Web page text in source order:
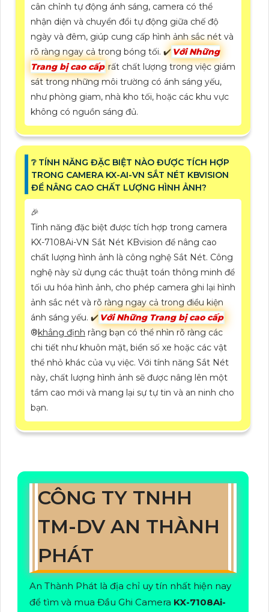
cân chỉnh tự động ánh sáng, camera có thể
nhận diện và chuyển đổi tự động giữa chế độ
ngày và đêm, giúp cung cấp hình ảnh sắc nét và
rõ ràng ngay cả trong bóng tối. ✔️ Với Những
Trang bị cao cấp rất chất lượng trong việc giám
sát trong những môi trường có ánh sáng yếu,
như phòng giam, nhà kho tối, hoặc các khu vực
không có nguồn sáng đủ.
❔ TÍNH NĂNG ĐẶC BIỆT NÀO ĐƯỢC TÍCH HỢP
TRONG CAMERA KX-AI-VN SẮT NÉT KBVISION
ĐỂ NÂNG CAO CHẤT LƯỢNG HÌNH ẢNH?
️🎉
Tính năng đặc biệt được tích hợp trong camera
KX-7108Ai-VN Sắt Nét KBvision để nâng cao
chất lượng hình ảnh là công nghệ Sắt Nét. Công
nghệ này sử dụng các thuật toán thông minh để
tối ưu hóa hình ảnh, cho phép camera ghi lại hình
ảnh sắc nét và rõ ràng ngay cả trong điều kiện
ánh sáng yếu. ✔️ Với Những Trang bị cao cấp
®️khẳng định rằng bạn có thể nhìn rõ ràng các
chi tiết như khuôn mặt, biển số xe hoặc các vật
thể nhỏ khác của vụ việc. Với tính năng Sắt Nét
này, chất lượng hình ảnh sẽ được nâng lên một
tầm cao mới và mang lại sự tự tin và an ninh cho
bạn.
CÔNG TY TNHH
TM-DV AN THÀNH
PHÁT
An Thành Phát là địa chỉ uy tín nhất hiện nay
để tìm và mua Đầu Ghi Camera KX-7108Ai-